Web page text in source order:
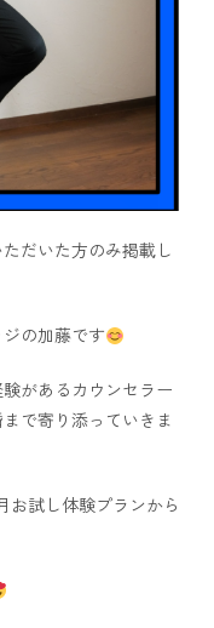
だいた方のみ掲載し
の加藤です
があるカウンセラー
で寄り添っていきま
お試し体験プランから